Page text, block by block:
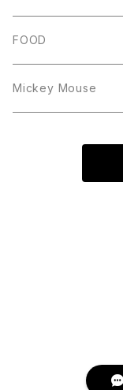
FOOD
Mickey Mouse